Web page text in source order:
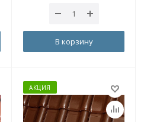
В корзину
АКЦИЯ